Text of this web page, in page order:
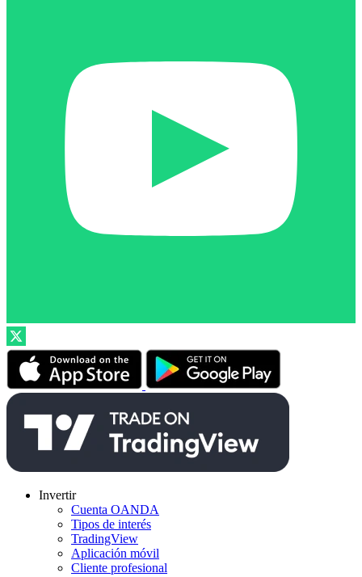
Invertir
Cuenta OANDA
Tipos de interés
TradingView
Aplicación móvil
Cliente profesional